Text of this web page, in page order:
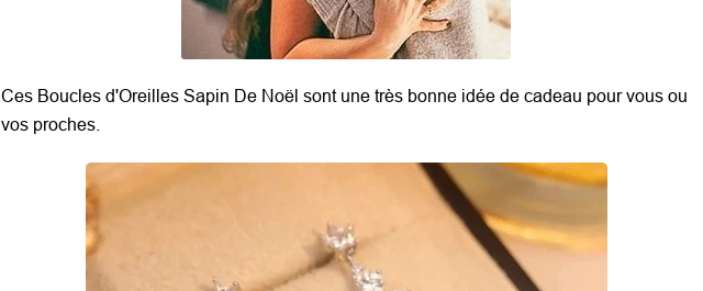
Ces Boucles d'Oreilles Sapin De Noël sont une très bonne idée de cadeau pour vous ou
vos proches.